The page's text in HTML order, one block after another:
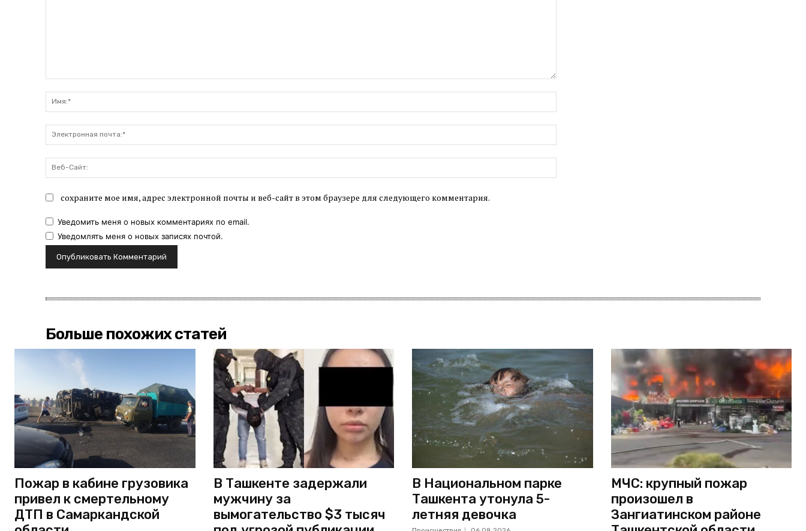
почта:*
Сайт:
сохраните мое имя, адрес электронной почты и веб-сайт в этом браузере для следующего комментария.
Уведомить меня о новых комментариях по email.
Уведомлять меня о новых записях почтой.
Больше похожих статей
Пожар в кабине грузовика
привел к смертельному
ДТП в Самаркандской
В Ташкенте задержали
мужчину за
вымогательство $3 тысяч
В Национальном парке
Ташкента утонула 5-
летняя девочка
МЧС: крупный пожар
произошел в
Зангиатинском районе